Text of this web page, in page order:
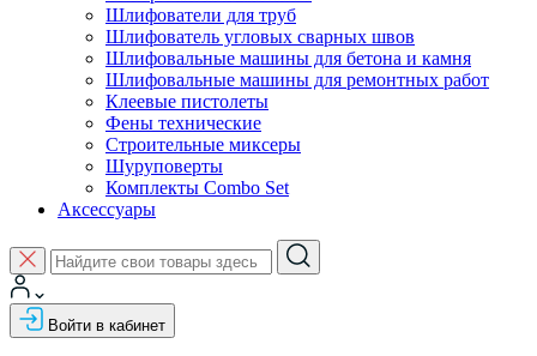
Шлифователи для труб
Шлифователь угловых сварных швов
Шлифовальные машины для бетона и камня
Шлифовальные машины для ремонтных работ
Клеевые пистолеты
Фены технические
Строительные миксеры
Шуруповерты
Комплекты Combo Set
Аксессуары
Войти в кабинет